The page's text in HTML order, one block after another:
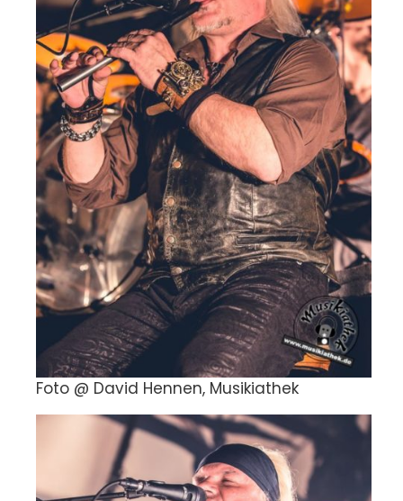
Foto @ David Hennen, Musikiathek